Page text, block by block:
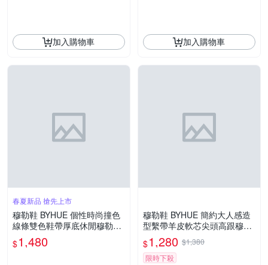
加入購物車 加入購物車
春夏新品 搶先上市
穆勒鞋 BYHUE 個性時尚撞色
線條雙色鞋帶厚底休閒穆勒拖
鞋－白
$1,480
穆勒鞋 BYHUE 簡約大人感造
型繫帶羊皮軟芯尖頭高跟穆勒
拖鞋－白
$1,280 $1,380
限時下殺